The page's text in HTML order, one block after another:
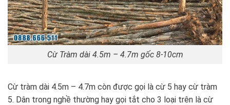
Cừ Tràm dài 4.5m – 4.7m gốc 8-10cm
Cừ tràm dài 4.5m – 4.7m còn được gọi là cừ 5 hay cừ tràm
5. Dân trong nghề thường hay gọi tắt cho 3 loại trên là cừ